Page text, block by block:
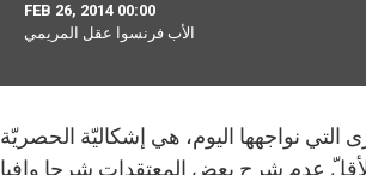
FEB 26, 2014 00:00
الأب فرنسوا عقل المريمي
التي نواجهها اليوم، هي إشكاليّة الحصريّة
عدم شرح بعض المعتقدات شرحا وافيا